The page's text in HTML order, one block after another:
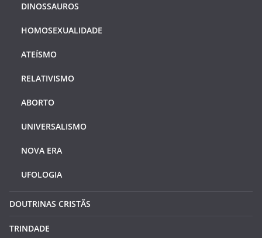
DINOSSAUROS
HOMOSEXUALIDADE
ATEÍSMO
RELATIVISMO
ABORTO
UNIVERSALISMO
NOVA ERA
UFOLOGIA
DOUTRINAS CRISTÃS
TRINDADE